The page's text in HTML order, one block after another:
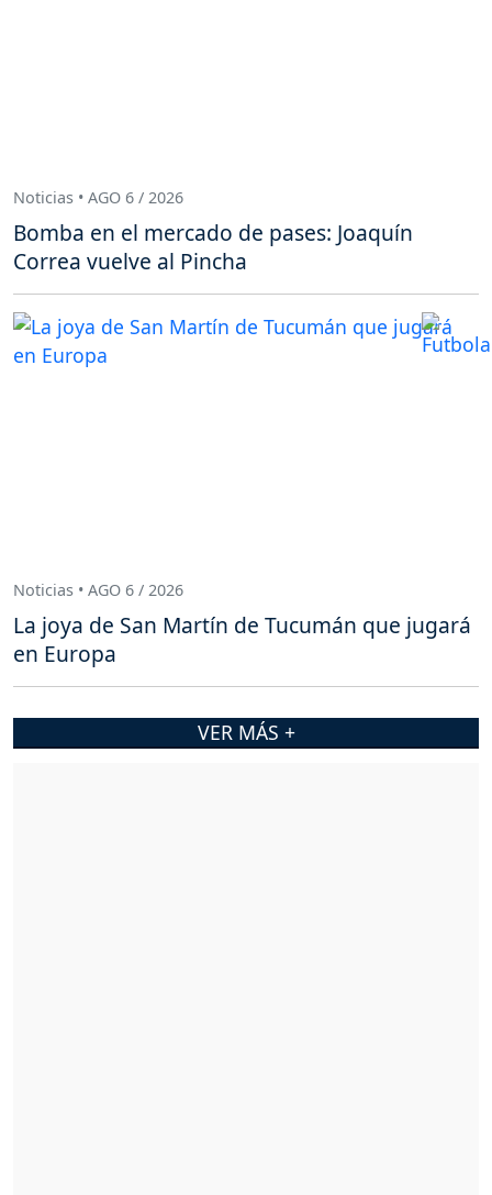
Noticias • AGO 6 / 2026
Bomba en el mercado de pases: Joaquín
Correa vuelve al Pincha
Noticias • AGO 6 / 2026
La joya de San Martín de Tucumán que jugará
en Europa
VER MÁS +